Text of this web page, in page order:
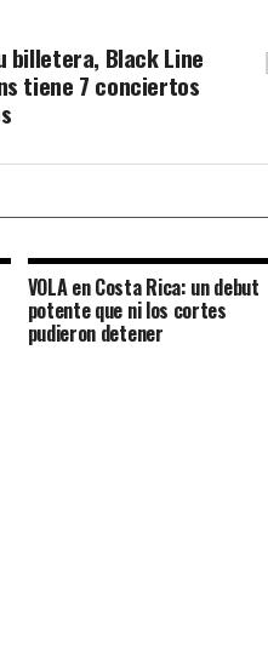
billetera, Black Line
tiene 7 conciertos
VOLA en Costa Rica: un debut
potente que ni los cortes
pudieron detener